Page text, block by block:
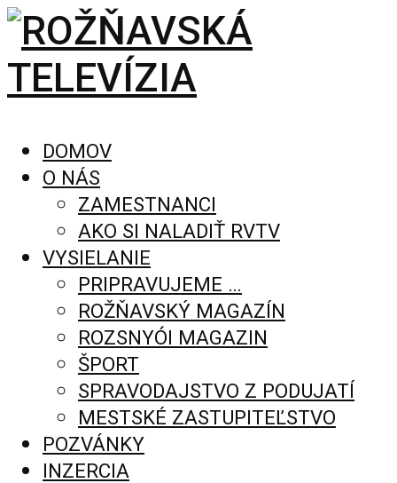
DOMOV
O NÁS
ZAMESTNANCI
AKO SI NALADIŤ RVTV
VYSIELANIE
PRIPRAVUJEME …
ROŽŇAVSKÝ MAGAZÍN
ROZSNYÓI MAGAZIN
ŠPORT
SPRAVODAJSTVO Z PODUJATÍ
MESTSKÉ ZASTUPITEĽSTVO
POZVÁNKY
INZERCIA